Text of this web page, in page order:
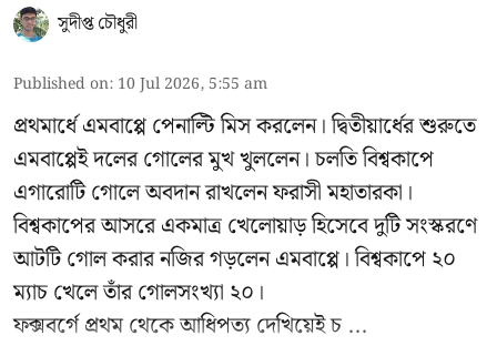
সুদীপ্ত চৌধুরী
Published on: 10 Jul 2026, 5:55 am
প্রথমার্ধে এমবাপ্পে পেনাল্টি মিস করলেন। দ্বিতীয়ার্ধের শুরুতে
এমবাপ্পেই দলের গোলের মুখ খুললেন। চলতি বিশ্বকাপে
এগারোটি গোলে অবদান রাখলেন ফরাসী মহাতারকা।
বিশ্বকাপের আসরে একমাত্র খেলোয়াড় হিসেবে দুটি সংস্করণে
আটটি গোল করারনজির গড়লেন এমবাপ্পে। বিশ্বকাপে ২০
ম্যাচ খেলে তাঁর গোলসংখ্যা ২০।
ফক্সবর্গে প্রথম থেকে আধিপত্য দেখিয়েই চ ...